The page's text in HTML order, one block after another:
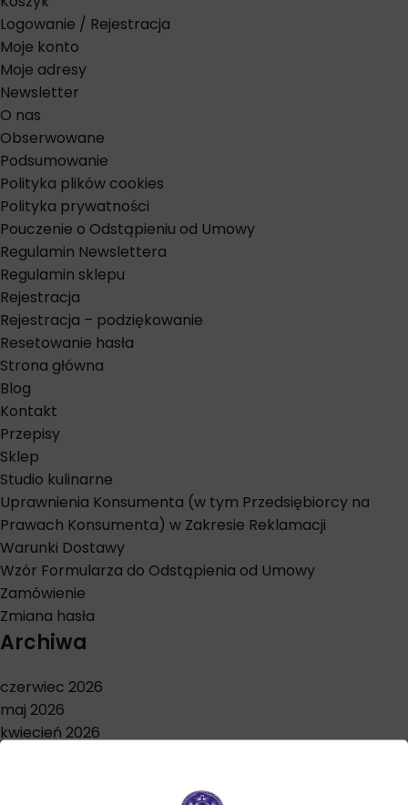
Logowanie / Rejestracja
Moje konto
Moje adresy
Newsletter
O nas
Obserwowane
Podsumowanie
Polityka plików cookies
Polityka prywatności
Pouczenie o Odstąpieniu od Umowy
Regulamin Newslettera
Regulamin sklepu
Rejestracja
Rejestracja – podziękowanie
Resetowanie hasła
Strona główna
Blog
Kontakt
Przepisy
Sklep
Studio kulinarne
Uprawnienia Konsumenta (w tym Przedsiębiorcy na
Prawach Konsumenta) w Zakresie Reklamacji
Warunki Dostawy
Wzór Formularza do Odstąpienia od Umowy
Zamówienie
Zmiana hasła
Archiwa
czerwiec 2026
maj 2026
kwiecień 2026